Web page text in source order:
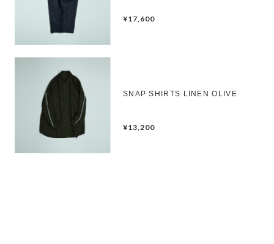
¥17,600
SNAP SHIRTS LINEN OLIVE
¥13,200